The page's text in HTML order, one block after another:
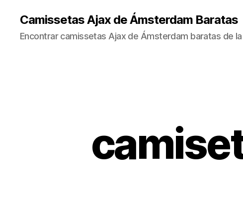
Camissetas Ajax de Ámsterdam Baratas
Encontrar camissetas Ajax de Ámsterdam baratas de